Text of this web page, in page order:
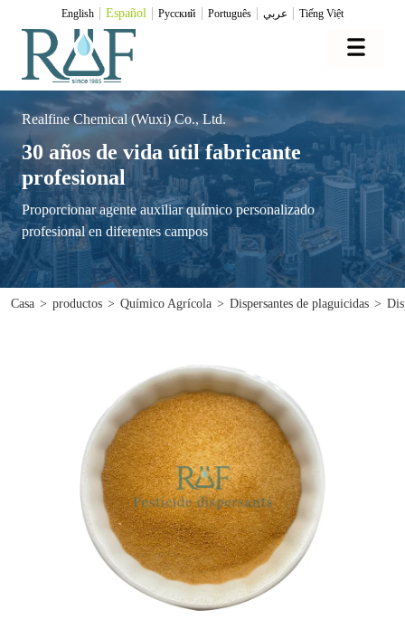
English Español Pусский Português عربي Tiếng Việt
Realfine Chemical (Wuxi) Co., Ltd.
30 años de vida útil fabricante
profesional
Proporcionar agente auxiliar químico personalizado
profesional en diferentes campos
Casa > productos > Químico Agrícola > Dispersantes de plaguicidas >